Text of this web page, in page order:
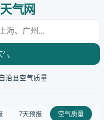
气网
气
治县空气质量
7天预报 空气质量